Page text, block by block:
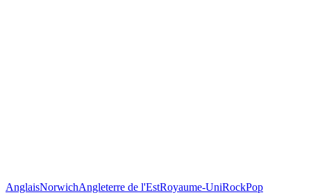
AnglaisNorwichAngleterre de l'EstRoyaume-UniRockPop